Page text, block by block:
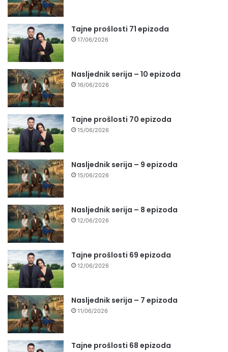
Tajne prošlosti 71 epizoda
17/06/2026
Nasljednik serija – 10 epizoda
16/06/2026
Tajne prošlosti 70 epizoda
15/06/2026
Nasljednik serija – 9 epizoda
15/06/2026
Nasljednik serija – 8 epizoda
12/06/2026
Tajne prošlosti 69 epizoda
12/06/2026
Nasljednik serija – 7 epizoda
11/06/2026
Tajne prošlosti 68 epizoda